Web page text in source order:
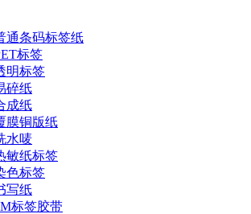
通条码标签纸
标签
明标签
碎纸
成纸
膜铜版纸
水唛
敏纸标签
色标签
写纸
标签胶带